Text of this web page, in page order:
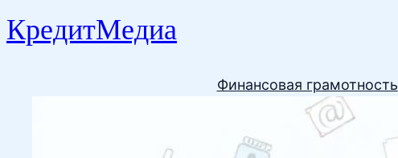
КредитМедиа
Финансовая грамотность